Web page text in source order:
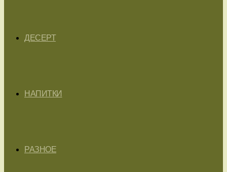
ДЕСЕРТ
НАПИТКИ
РАЗНОЕ